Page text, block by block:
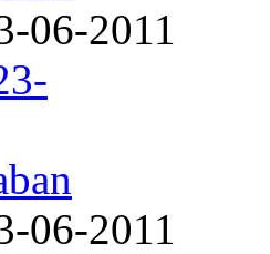
06-2011
06-2011